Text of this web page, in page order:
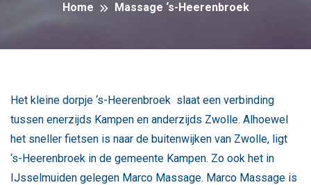
Home Massage ‘s-Heerenbroek
Het kleine dorpje ‘s-Heerenbroek slaat een verbinding
tussen enerzijds Kampen en anderzijds Zwolle. Alhoewel
het sneller fietsen is naar de buitenwijken van Zwolle, ligt
‘s-Heerenbroek in de gemeente Kampen. Zo ook het in
IJsselmuiden gelegen Marco Massage. Marco Massage is